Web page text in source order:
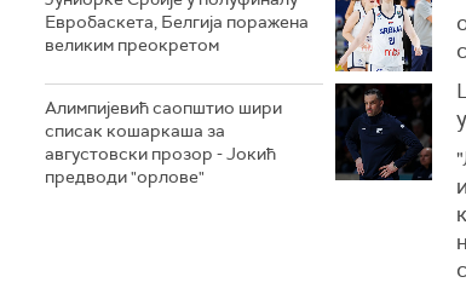
Евробаскета, Белгија поражена
великим преокретом
Алимпијевић саопштио шири
списак кошаркаша за
августовски прозор - Јокић
предводи "орлове"